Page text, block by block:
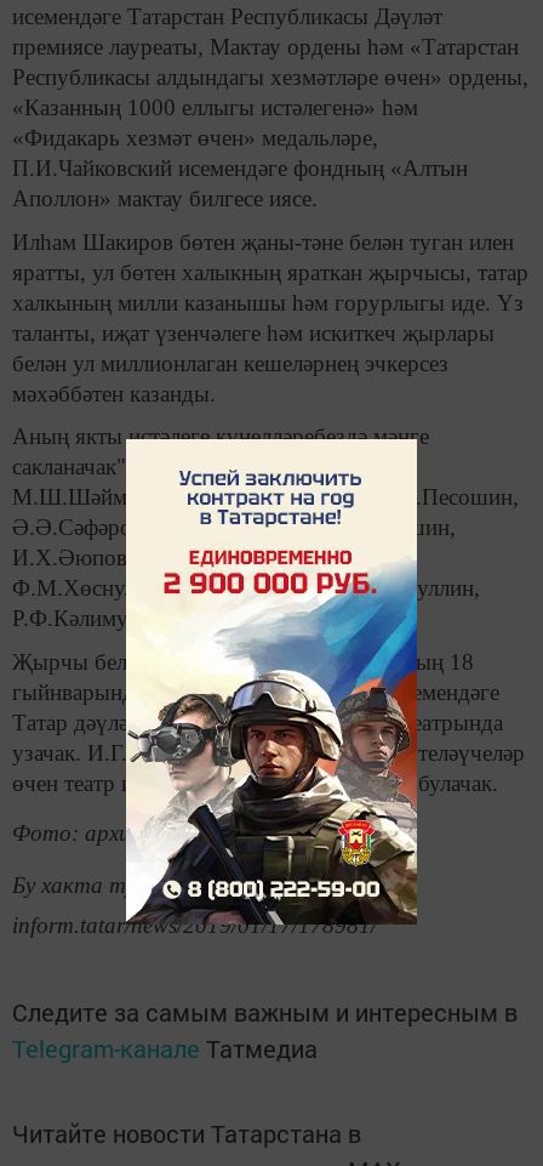
исемендәге Татарстан Республикасы Дәүләт
премиясе лауреаты, Мактау ордены һәм «Татарстан
Республикасы алдындагы хезмәтләре өчен» ордены,
«Казанның 1000 еллыгы истәлегенә» һәм
«Фидакарь хезмәт өчен» медальләре,
П.И.Чайковский исемендәге фондның «Алтын
Аполлон» мактау билгесе иясе.
Илһам Шакиров бөтен җаны-тәне белән туган илен
яратты, ул бөтен халыкның яраткан җырчысы, татар
халкының милли казанышы һәм горурлыгы иде. Үз
таланты, иҗат үзенчәлеге һәм искиткеч җырлары
белән ул миллионлаган кешеләрнең эчкерсез
мәхәббәтен казанды.
Аның якты истәлеге күңелләребездә мәңге
сакланачак", - диелә Р.Н.Миңнеханов,
М.Ш.Шәймиев, Ф.Х.Мөхәммәтшин, А.В.Песошин,
Ә.Ә.Сәфәров, В.Г.Шәйхразиев, И.Р.Метшин,
И.Х.Әюпова, Р.И.Вәлиев, Ф.М. Камаев,
Ф.М.Хөснуллин, К.Н.Нуруллин, Р.К.Абдуллин,
Р.Ф.Кәлимуллин кул куйган некрологта.
Җырчы белән хушлашу чарасы 2019 елның 18
гыйнварында 11.00 сәгатьтә М.Җәлил исемендәге
Татар дәүләт академия опера һәм балет театрында
узачак. И.Г.Шакиров белән хушлашырга теләүчеләр
өчен театр ишекләре 9.00 сәгатьтән ачык булачак.
Фото: архив/Салават Камалетдинов
Бу хакта тулырак: https://tatar-
inform.tatar/news/2019/01/17/178981/
Следите за самым важным и интересным в
Telegram-канале Татмедиа
Читайте новости Татарстана в